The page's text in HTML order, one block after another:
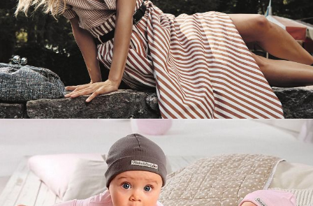
Имиджевый сайт для сети магазинов
Soho Project
Смотреть проект